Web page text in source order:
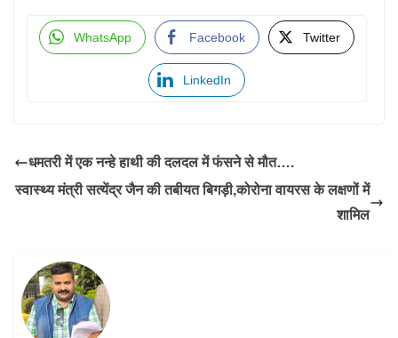
WhatsApp Facebook Twitter
LinkedIn
धमतरी में एक नन्हे हाथी की दलदल में फंसने से मौत….
स्वास्थ्य मंत्री सत्येंद्र जैन की तबीयत बिगड़ी,कोरोना वायरस के लक्षणों में
शामिल